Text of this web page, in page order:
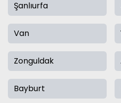
Şanlıurfa
Van
Zonguldak
Bayburt